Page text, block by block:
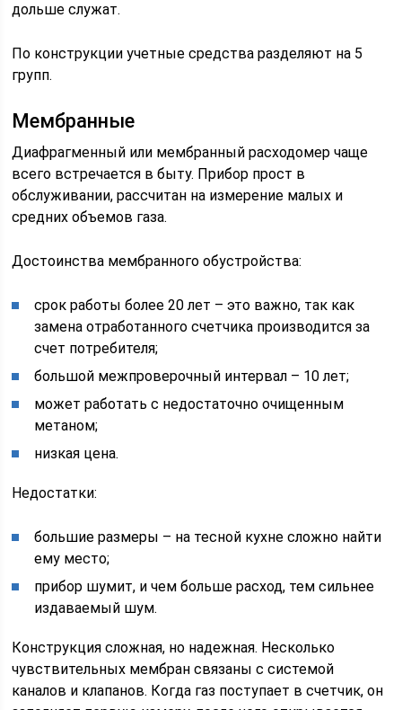
дольше служат.
По конструкции учетные средства разделяют на 5
групп.
Мембранные
Диафрагменный или мембранный расходомер чаще
всего встречается в быту. Прибор прост в
обслуживании, рассчитан на измерение малых и
средних объемов газа.
Достоинства мембранного обустройства:
срок работы более 20 лет – это важно, так как
замена отработанного счетчика производится за
счет потребителя;
большой межпроверочный интервал – 10 лет;
может работать с недостаточно очищенным
метаном;
низкая цена.
Недостатки:
большие размеры – на тесной кухне сложно найти
ему место;
прибор шумит, и чем больше расход, тем сильнее
издаваемый шум.
Конструкция сложная, но надежная. Несколько
чувствительных мембран связаны с системой
каналов и клапанов. Когда газ поступает в счетчик, он